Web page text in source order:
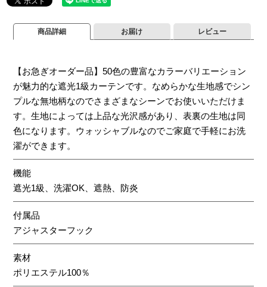
商品詳細
【お急ぎオーダー品】50色の豊富なカラーバリエーション
が魅力的な遮光1級カーテンです。なめらかな生地感でシン
プルな無地柄なのでさまざまなシーンでお使いいただけま
す。生地によっては上品な光沢感があり、表裏の生地は同
色になります。ウォッシャブルなのでご家庭で手軽にお洗
濯ができます。
機能
遮光1級、洗濯OK、遮熱、防炎
付属品
アジャスターフック
素材
ポリエステル100％
お届け レビュー